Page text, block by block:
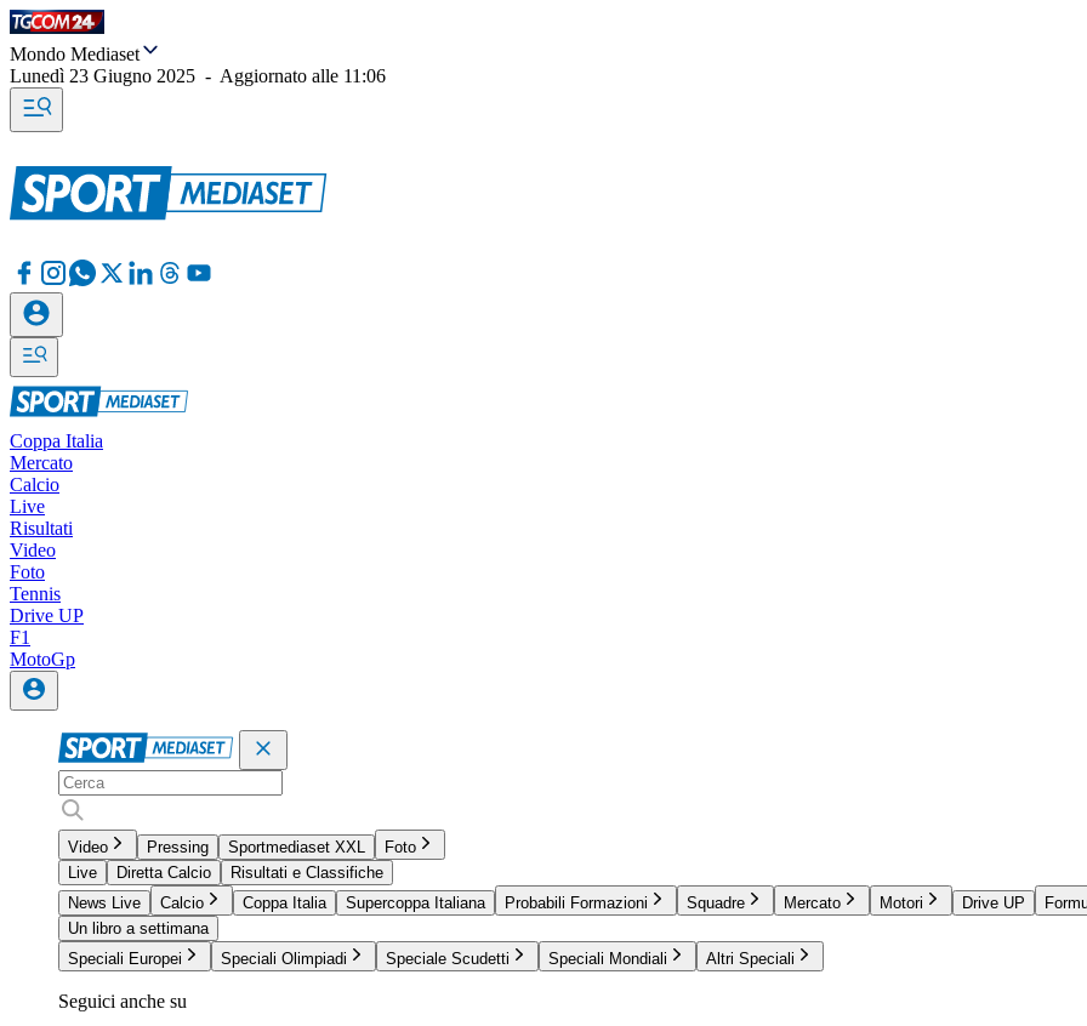
Mondo Mediaset
Lunedì 23 Giugno 2025 - Aggiornato alle 11:06
Coppa Italia
Mercato
Calcio
Live
Risultati
Video
Foto
Tennis
Drive UP
F1
MotoGp
Video Pressing Sportmediaset XXL
Foto
Live
Diretta Calcio
Risultati e Classifiche
News Live
Calcio Coppa Italia Supercoppa Italiana Probabili Formazioni Squadre Mercato Motori Drive UP
Un libro a settimana
Speciali Europei
Speciali Olimpiadi Speciale Scudetti Speciali Mondiali Altri Speciali
Seguici anche su